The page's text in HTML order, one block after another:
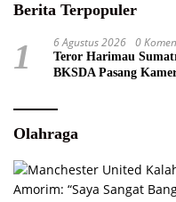
Berita Terpopuler
1 6 Agustus 2026 0
Teror Harimau
BKSDA Pasang
Olahraga